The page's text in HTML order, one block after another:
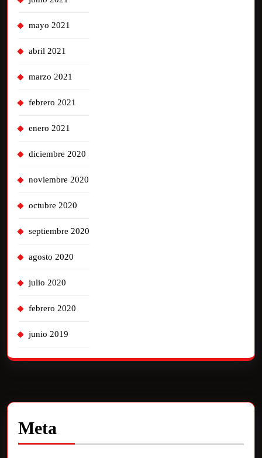
mayo 2021
abril 2021
marzo 2021
febrero 2021
enero 2021
diciembre 2020
noviembre 2020
octubre 2020
septiembre 2020
agosto 2020
julio 2020
febrero 2020
junio 2019
Meta